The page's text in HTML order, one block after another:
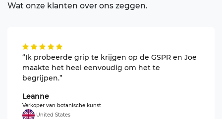
Wat onze klanten over ons zeggen.
“Ik probeerde grip te krijgen op de GSPR en Joe
maakte het heel eenvoudig om het te
begrijpen.”
Leanne
Verkoper van botanische kunst
United States